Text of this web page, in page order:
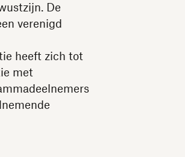
De
verenigd
heeft zich tot
met